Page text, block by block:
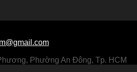
Phường An Đông, Tp. HCM